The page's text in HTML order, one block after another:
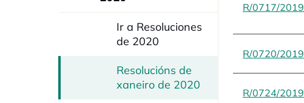
Ir a Resoluciones
de 2020
Resolucións de
xaneiro de 2020
R/0717/2019
R/0720/2019
R/0724/2019